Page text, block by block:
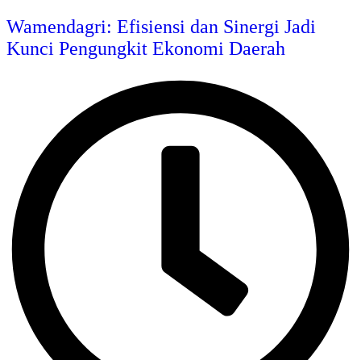
Wamendagri: Efisiensi dan Sinergi Jadi
Kunci Pengungkit Ekonomi Daerah